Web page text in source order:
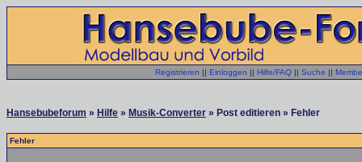
Registrieren || Einloggen || Hilfe/FAQ || Suche ||
Hansebubeforum » Hilfe » Musik-Converter » Post editieren » Fehler
Fehler